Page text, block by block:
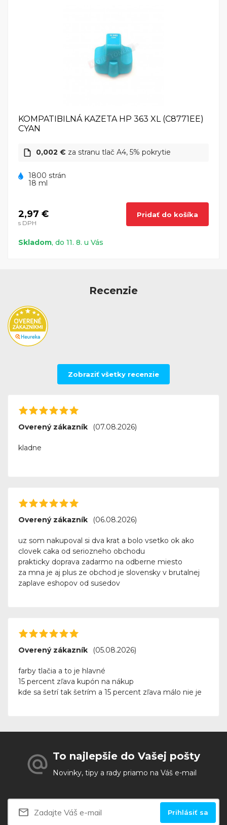
KOMPATIBILNÁ KAZETA HP 363 XL (C8771EE)
CYAN
0,002 € za stranu tlač A4, 5% pokrytie
1800 strán
18 ml
2,97 €
s DPH
Pridať do košíka
Skladom, do 11. 8. u Vás
Recenzie
Zobraziť všetky recenzie
Overený zákazník (07.08.2026)
kladne
Overený zákazník (06.08.2026)
uz som nakupoval si dva krat a bolo vsetko ok ako
clovek caka od seriozneho obchodu
prakticky doprava zadarmo na odberne miesto
za mna je aj plus ze obchod je slovensky v brutalnej
zaplave eshopov od susedov
Overený zákazník (05.08.2026)
farby tlačia a to je hlavné
15 percent zľava kupón na nákup
kde sa šetrí tak šetrím a 15 percent zľava málo nie je
To najlepšie do Vašej pošty
Novinky, tipy a rady priamo na Váš e-mail
Prihlásiť sa